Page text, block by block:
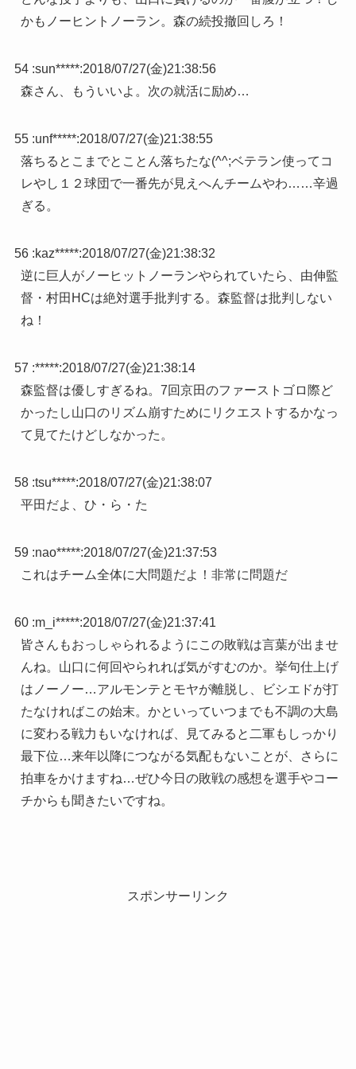
かもノーヒントノーラン。森の続投撤回しろ！
54 :sun*****:2018/07/27(金)21:38:56
森さん、もういいよ。次の就活に励め…
55 :unf*****:2018/07/27(金)21:38:55
落ちるとこまでとことん落ちたな(^^;ベテラン使ってコ
レやし１２球団で一番先が見えへんチームやわ……辛過
ぎる。
56 :kaz*****:2018/07/27(金)21:38:32
逆に巨人がノーヒットノーランやられていたら、由伸監
督・村田HCは絶対選手批判する。森監督は批判しない
ね！
57 :*****:2018/07/27(金)21:38:14
森監督は優しすぎるね。7回京田のファーストゴロ際ど
かったし山口のリズム崩すためにリクエストするかなっ
て見てたけどしなかった。
58 :tsu*****:2018/07/27(金)21:38:07
平田だよ、ひ・ら・た
59 :nao*****:2018/07/27(金)21:37:53
これはチーム全体に大問題だよ！非常に問題だ
60 :m_i*****:2018/07/27(金)21:37:41
皆さんもおっしゃられるようにこの敗戦は言葉が出ませ
んね。山口に何回やられれば気がすむのか。挙句仕上げ
はノーノー…アルモンテとモヤが離脱し、ビシエドが打
たなければこの始末。かといっていつまでも不調の大島
に変わる戦力もいなければ、見てみると二軍もしっかり
最下位…来年以降につながる気配もないことが、さらに
拍車をかけますね…ぜひ今日の敗戦の感想を選手やコー
チからも聞きたいですね。
スポンサーリンク